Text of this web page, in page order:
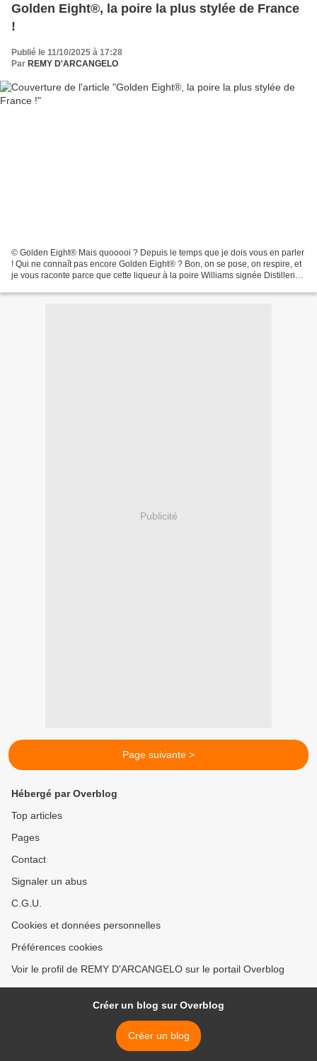
Golden Eight®, la poire la plus stylée de France
!
Publié le 11/10/2025 à 17:28
Par REMY D'ARCANGELO
© Golden Eight® Mais quooooi ? Depuis le temps que je dois vous en parler
! Qui ne connaît pas encore Golden Eight® ? Bon, on se pose, on respire, et
je vous raconte parce que cette liqueur à la poire Williams signée Distilleries
Publicité
Page suivante >
Hébergé par Overblog
Top articles
Pages
Contact
Signaler un abus
C.G.U.
Cookies et données personnelles
Préférences cookies
Voir le profil de REMY D'ARCANGELO sur le portail Overblog
Créer un blog sur Overblog
Créer un blog